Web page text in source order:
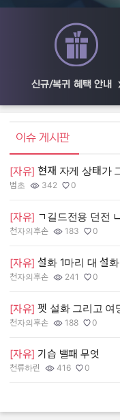
신규/복귀 혜택 안내
엘소드 커뮤니티
이슈 게시판
[자유] 현재 자게 상태가
작성자:
범초
조회수:
342
추천수:
0
[자유] ㄱ길드전용 던전
작성자:
천자의후손
조회수:
183
추천수:
0
[자유] 설화 1마리 대 설
작성자:
천자의후손
조회수:
241
추천수:
0
[자유] 펫 설화 그리고 여
작성자:
천자의후손
조회수:
188
추천수:
0
[자유] 기습 밸패 무엇
작성자:
천류하린
조회수:
416
추천수:
0